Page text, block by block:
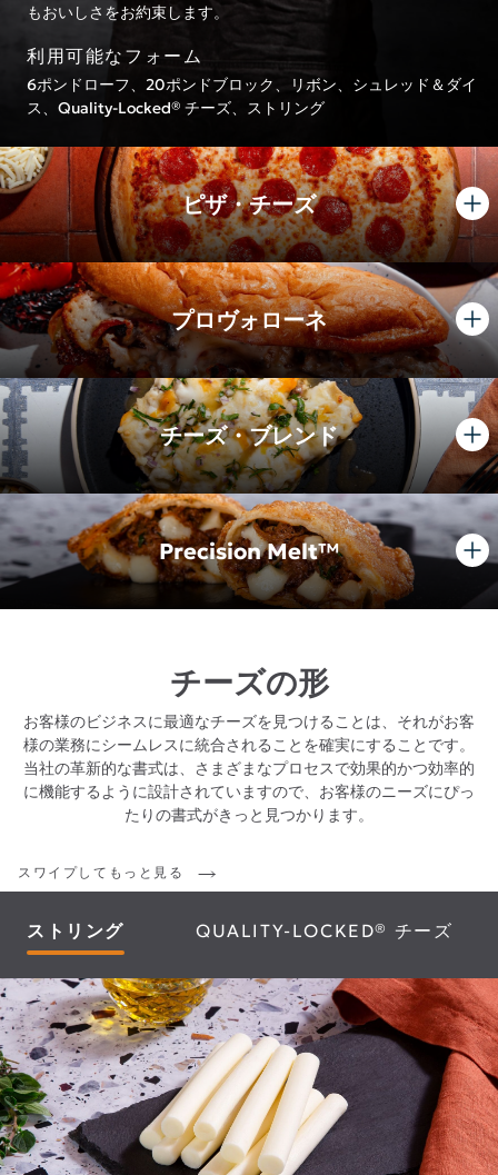
もおいしさをお約束します。
利用可能なフォーム
6ポンドローフ、20ポンドブロック、リボン、シュレッド＆ダイ
ス、Quality-Locked® チーズ、ストリング
ピザ・チーズ
プロヴォローネ
チーズ・ブレンド
Precision Melt™
チーズの形
お客様のビジネスに最適なチーズを見つけることは、それがお客
様の業務にシームレスに統合されることを確実にすることです。
当社の革新的な書式は、さまざまなプロセスで効果的かつ効率的
に機能するように設計されていますので、お客様のニーズにぴっ
たりの書式がきっと見つかります。
スワイプしてもっと見る
ストリング QUALITY-LOCKED® チーズ